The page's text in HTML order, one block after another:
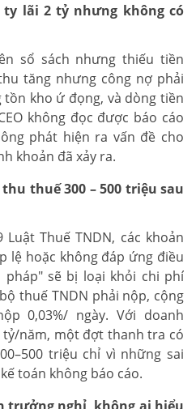
ty lãi 2 tỷ nhưng không có
sổ sách nhưng thiếu tiền
tăng nhưng công nợ phải
kho ứ đọng, và dòng tiền
không đọc được báo cáo
phát hiện ra vấn đề cho
khoản đã xảy ra.
thuế 300 – 500 triệu sau
Thuế TNDN, các khoản
lệ hoặc không đáp ứng điều
sẽ bị loại khỏi chi phí
thuế TNDN phải nộp, cộng
0,03%/ ngày. Với doanh
tỷ/năm, một đợt thanh tra có
triệu chỉ vì những sai
toán không báo cáo.